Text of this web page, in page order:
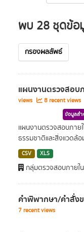
พบ 28 ชุดข้อ
กรองผลลัพธ์
แผนงานตรวจสอบ
views
8 recent views
ข้อมูลสำ
แผนงานตรวจสอบภาย
ธรรมชาติและส่ิงแวดล้
CSV XLS
กลุ่มตรวจสอบภายใน
คำพิพากษา/คำสั่ง
7 recent views